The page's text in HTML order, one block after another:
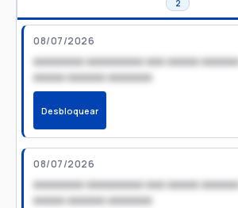
2
08/07/2026
xxxxxxxx xxxxxxxxx xxx xxxxx
xxxxx xxxxxx xxxxxxx
Desbloquear
08/07/2026
xxxxxxxx xxxxxxxxx xxx xxxxx
xxxxx xxxxxx xxxxxxx